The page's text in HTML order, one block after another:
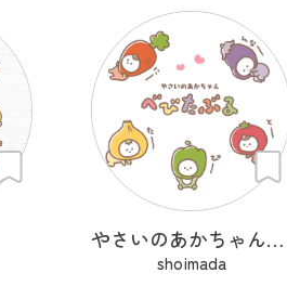
やさいのあかちゃん べびたぶる
shoimada